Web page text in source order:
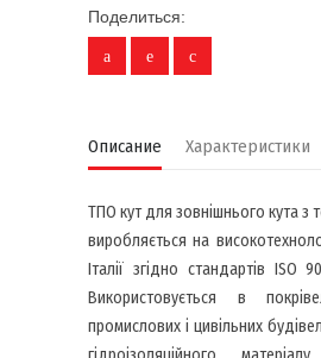
Поделиться:
Описание Характеристики
ТПО кут для зовнішнього кута з
виробляється на
Італії згідно стандартів ISO
Використовується в
промислових і цивільних